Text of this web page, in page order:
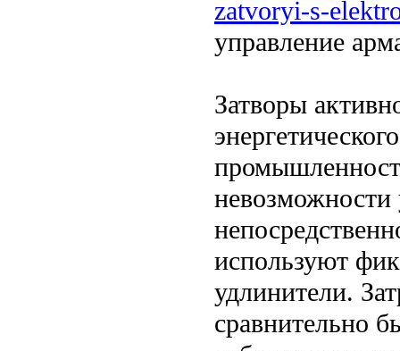
zatvoryi-s-
управление
Затворы
невозможности
используют
удлинители.
сравнительно